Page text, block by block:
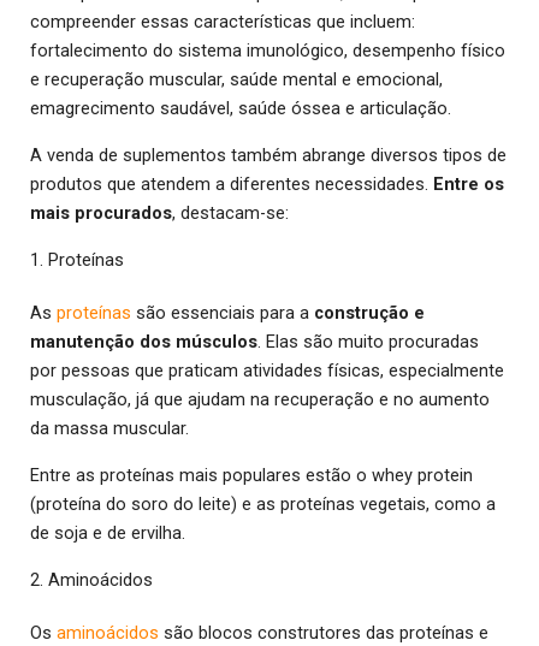
compreender essas características que incluem:
fortalecimento do sistema imunológico, desempenho físico
e recuperação muscular, saúde mental e emocional,
emagrecimento saudável, saúde óssea e articulação.
A venda de suplementos também abrange diversos tipos de
produtos que atendem a diferentes necessidades. Entre os
mais procurados, destacam-se:
1. Proteínas
As proteínas são essenciais para a construção e
manutenção dos músculos. Elas são muito procuradas
por pessoas que praticam atividades físicas, especialmente
musculação, já que ajudam na recuperação e no aumento
da massa muscular.
Entre as proteínas mais populares estão o whey protein
(proteína do soro do leite) e as proteínas vegetais, como a
de soja e de ervilha.
2. Aminoácidos
Os aminoácidos são blocos construtores das proteínas e